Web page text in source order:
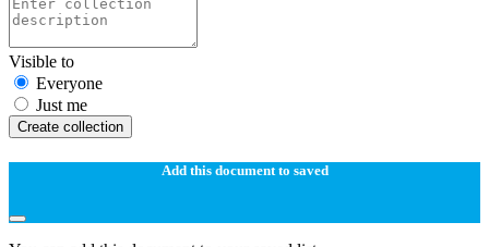
Visible to
Everyone
Just me
Create collection
Add this document to saved